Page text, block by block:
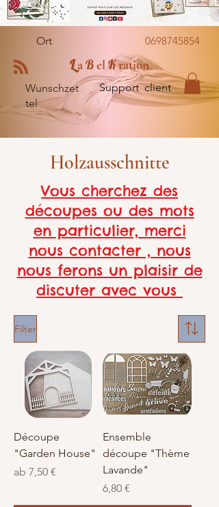
Ort 0698745854
LaBelKration
Wunschzet
tel
Support client
Holzausschnitte
Vous cherchez des
découpes ou des mots
en particulier, merci
nous contacter , nous
nous ferons un plaisir de
discuter avec vous
Filter
Découpe
"Garden House"
ab 7,50 €
Sale-Preis
Ensemble
découpe "Thème
Lavande"
Preis
6,80 €